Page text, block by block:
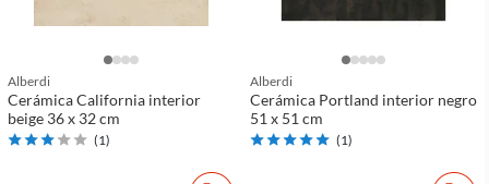
Alberdi
Cerámica California interior
beige 36 x 32 cm
(1)
Alberdi
Cerámica Portland interior negro
51 x 51 cm
(1)